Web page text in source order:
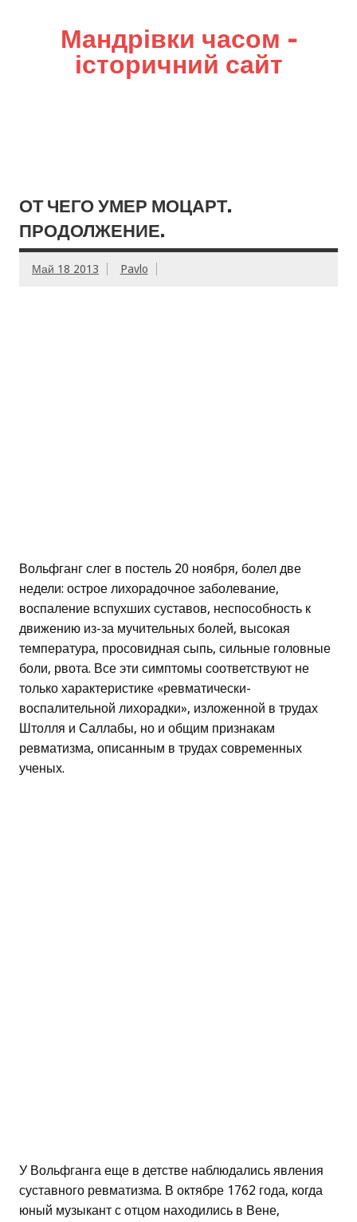
Мандрівки часом –
історичний сайт
ОТ ЧЕГО УМЕР МОЦАРТ.
ПРОДОЛЖЕНИЕ.
Май 18 2013 Pavlo
Вольфганг слег в постель 20 ноября, болел две
недели: острое лихорадочное заболевание,
воспаление вспухших суставов, неспособность к
движению из-за мучительных болей, высокая
температура, просовидная сыпь, сильные головные
боли, рвота. Все эти симптомы соответствуют не
только характеристике «ревматически-
воспалительной лихорадки», изложенной в трудах
Штолля и Саллабы, но и общим признакам
ревматизма, описанным в трудах современных
ученых.
У Вольфганга еще в детстве наблюдались явления
суставного ревматизма. В октябре 1762 года, когда
юный музыкант с отцом находились в Вене,